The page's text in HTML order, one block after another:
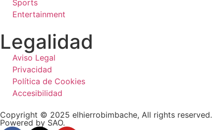
Sports
Entertainment
Legalidad
Aviso Legal
Privacidad
Política de Cookies
Accesibilidad
Copyright © 2025 elhierrobimbache, All rights reserved.
Powered by SAO.